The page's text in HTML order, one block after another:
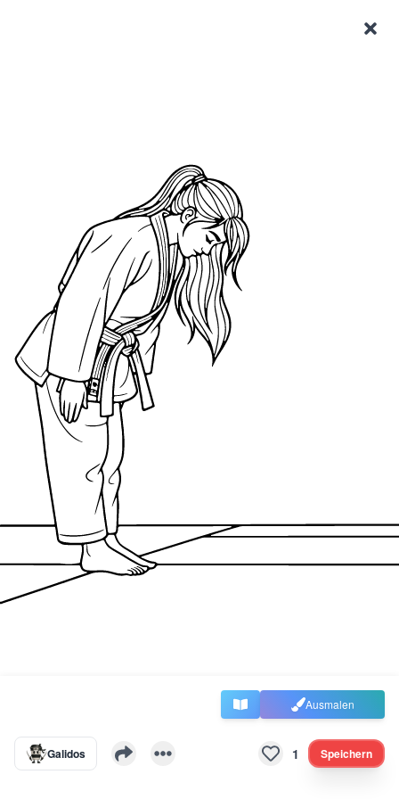
Ausmalen
Galidos 1 Speichern